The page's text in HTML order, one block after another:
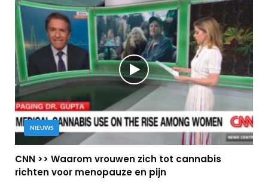
NIEUWS
CNN >> Waarom vrouwen zich tot cannabis
richten voor menopauze en pijn